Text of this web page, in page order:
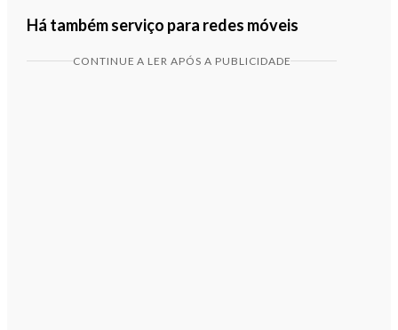
Há também serviço para redes móveis
CONTINUE A LER APÓS A PUBLICIDADE